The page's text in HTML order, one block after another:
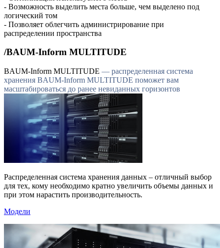
- Возможность выделить места больше, чем выделено под
логический том
- Позволяет облегчить администрирование при
распределении пространства
/BAUM-Inform MULTITUDE
BAUM-Inform MULTITUDE — распределенная система
хранения BAUM-Inform MULTITUDE поможет вам
масштабироваться до ранее невиданных горизонтов
Распределенная система хранения данных – отличный выбор
для тех, кому необходимо кратно увеличить объемы данных и
при этом нарастить производительность.
Модели